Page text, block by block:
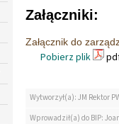
Załączniki:
Załącznik do
Pobierz plik
Wytworzył(a): JM Rektor
Wprowadził(a) do BIP: